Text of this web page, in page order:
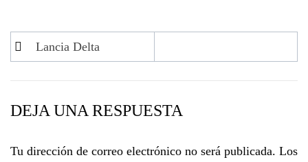
Navegación
de
Lancia Delta
DEJA UNA RESPUESTA
Tu dirección de correo electrónico no será publicada. Los